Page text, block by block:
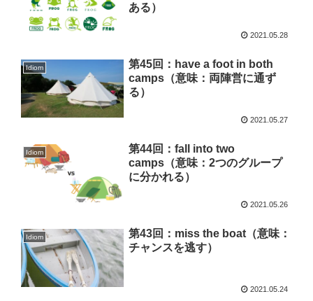
ある）
2021.05.28
Idiom
第45回：have a foot in both
camps（意味：両陣営に通ず
る）
2021.05.27
Idiom
第44回：fall into two
camps（意味：2つのグループ
に分かれる）
2021.05.26
Idiom
第43回：miss the boat（意味：
チャンスを逃す）
2021.05.24